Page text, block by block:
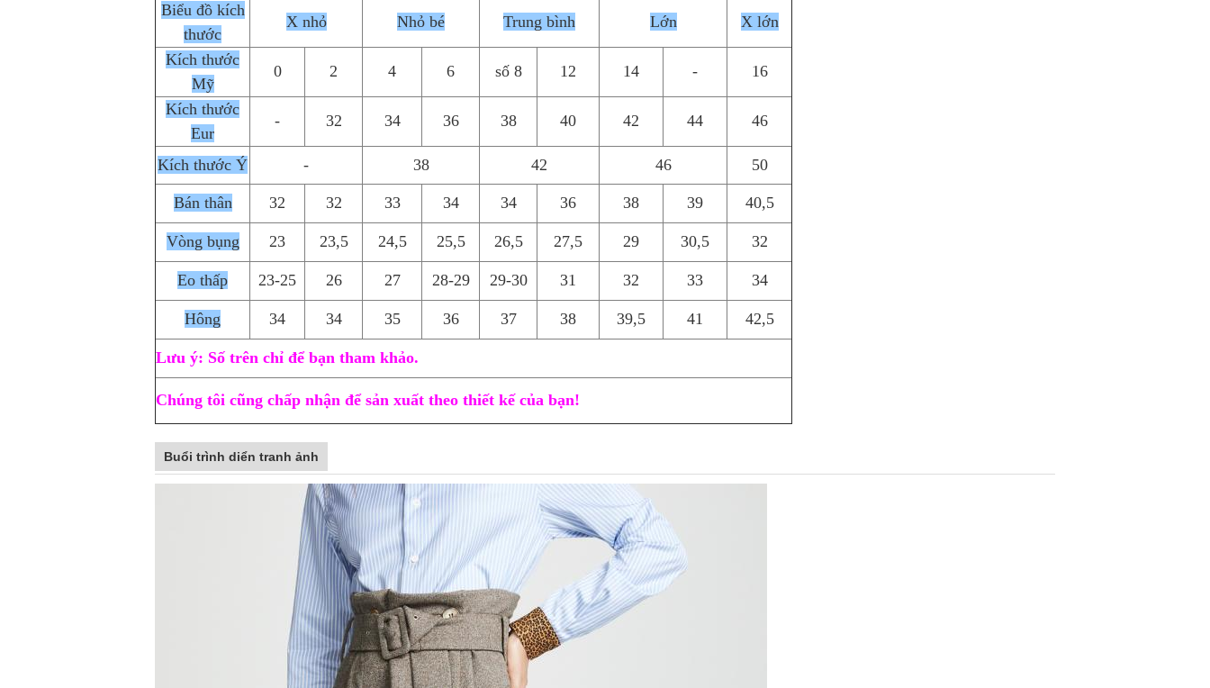
Biểu đồ kích
thước
X nhỏ Nhỏ bé Trung bình Lớn X lớn
Kích thước
Mỹ
0 2 4 6 số 8 12 14 - 16
Kích thước
Eur
- 32 34 36 38 40 42 44 46
Kích thước Ý - 38 42 46 50
Bán thân 32 32 33 34 34 36 38 39 40,5
Vòng bụng 23 23,5 24,5 25,5 26,5 27,5 29 30,5 32
Eo thấp 23-25 26 27 28-29 29-30 31 32 33 34
Hông 34 34 35 36 37 38 39,5 41 42,5
Lưu ý: Số trên chỉ để bạn tham khảo.
Chúng tôi cũng chấp nhận để sản xuất theo thiết kế của bạn!
Buổi trình diển tranh ảnh